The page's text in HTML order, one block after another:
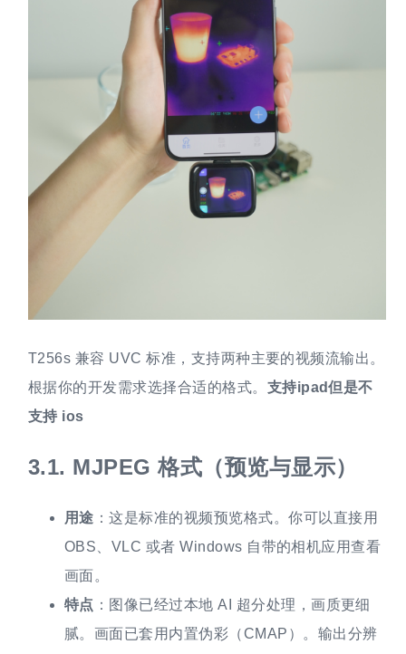
T256s 兼容 UVC 标准，支持两种主要的视频流输出。
根据你的开发需求选择合适的格式。 支持ipad但是不
支持 ios
3.1. MJPEG 格式（预览与显示）
用途 ：这是标准的视频预览格式。你可以直接用
OBS、VLC 或者 Windows 自带的相机应用查看
画面。
特点 ：图像已经过本地 AI 超分处理，画质更细
腻。画面已套用内置伪彩（CMAP）。输出分辨